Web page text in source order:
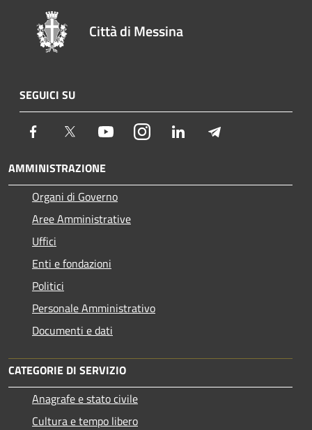
Città di Messina
SEGUICI SU
Facebook Twitter YoutubeInstagram LinkedIn
AMMINISTRAZIONE
Organi di Governo
Aree Amministrative
Uffici
Enti e fondazioni
Politici
Personale Amministrativo
Documenti e dati
CATEGORIE DI SERVIZIO
Anagrafe e stato civile
Cultura e tempo libero